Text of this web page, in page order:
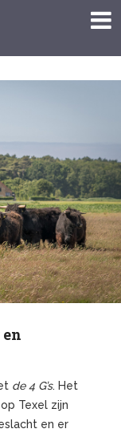
de 4 G’s. Het
Texel zijn
en er